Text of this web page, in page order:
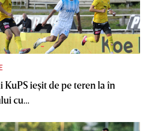
KuPS ieşit de pe teren la în
cu...